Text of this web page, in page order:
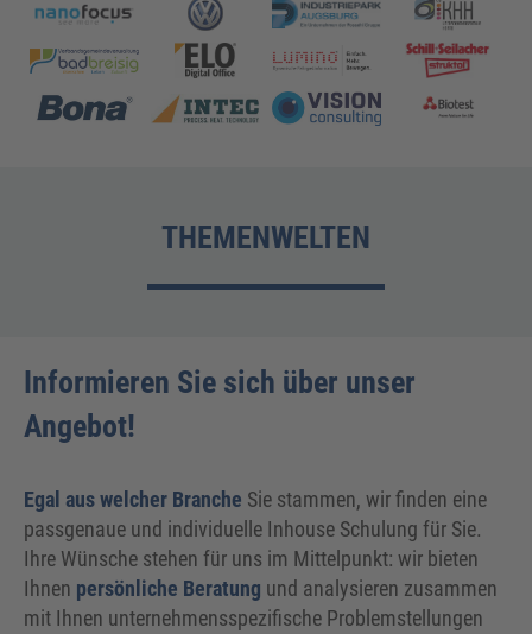
THEMENWELTEN
Informieren Sie sich über unser
Angebot!
Egal aus welcher Branche Sie stammen, wir finden eine
passgenaue und individuelle Inhouse Schulung für Sie.
Ihre Wünsche stehen für uns im Mittelpunkt: wir bieten
Ihnen persönliche Beratung und analysieren zusammen
mit Ihnen unternehmensspezifische Problemstellungen